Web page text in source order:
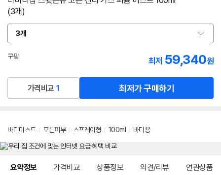
(3개)
3개
옵
션
선
쿠팡
최저 59,340원
가격비교 1 최저가 구매하기
바디미스트 / 모든피부 / 스프레이형 / 100ml / 바디용
요약정보 가격비교 상품정보 의견/리뷰 연관상품